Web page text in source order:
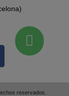
reservados.